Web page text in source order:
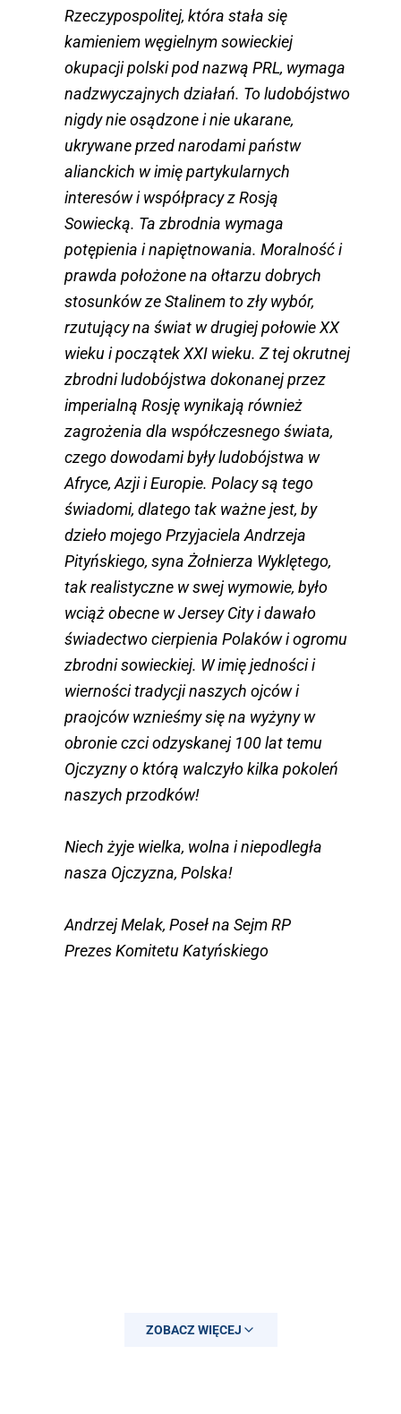
Rzeczypospolitej, która stała się
kamieniem węgielnym sowieckiej
okupacji polski pod nazwą PRL, wymaga
nadzwyczajnych działań. To ludobójstwo
nigdy nie osądzone i nie ukarane,
ukrywane przed narodami państw
alianckich w imię partykularnych
interesów i współpracy z Rosją
Sowiecką. Ta zbrodnia wymaga
potępienia i napiętnowania. Moralność i
prawda położone na ołtarzu dobrych
stosunków ze Stalinem to zły wybór,
rzutujący na świat w drugiej połowie XX
wieku i początek XXI wieku. Z tej okrutnej
zbrodni ludobójstwa dokonanej przez
imperialną Rosję wynikają również
zagrożenia dla współczesnego świata,
czego dowodami były ludobójstwa w
Afryce, Azji i Europie. Polacy są tego
świadomi, dlatego tak ważne jest, by
dzieło mojego Przyjaciela Andrzeja
Pityńskiego, syna Żołnierza Wyklętego,
tak realistyczne w swej wymowie, było
wciąż obecne w Jersey City i dawało
świadectwo cierpienia Polaków i ogromu
zbrodni sowieckiej. W imię jedności i
wierności tradycji naszych ojców i
praojców wznieśmy się na wyżyny w
obronie czci odzyskanej 100 lat temu
Ojczyzny o którą walczyło kilka pokoleń
naszych przodków!
Niech żyje wielka, wolna i niepodległa
nasza Ojczyzna, Polska!
Andrzej Melak, Poseł na Sejm RP
Prezes Komitetu Katyńskiego
ZOBACZ WIĘCEJ